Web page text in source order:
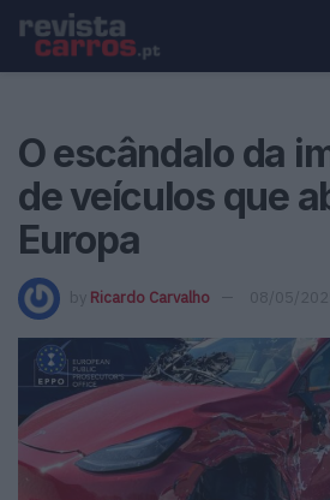
O escândalo da
de veículos que
Europa
by Ricardo Carvalho 08/05/2025